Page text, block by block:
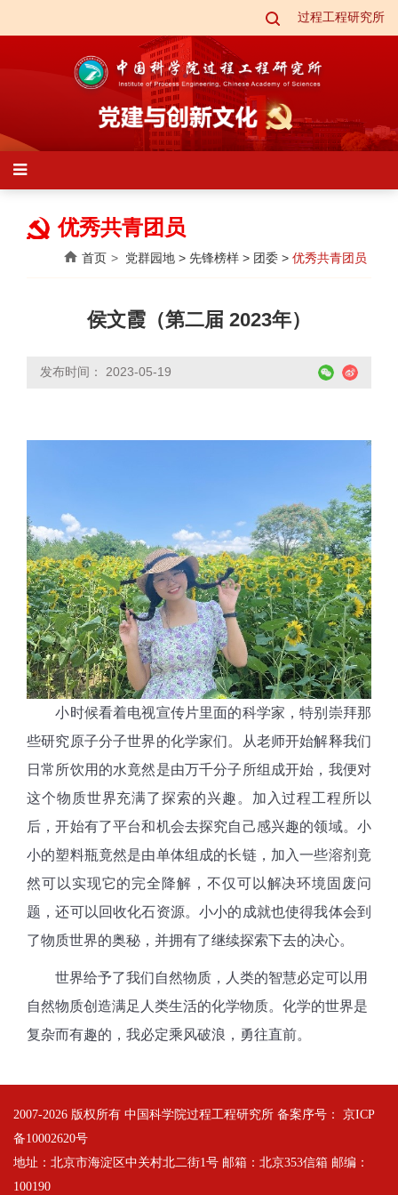
过程工程研究所
优秀共青团员
首页 党群园地 > 先锋榜样 > 团委 > 优秀共青团员
侯文霞（第二届 2023年）
发布时间： 2023-05-19
小时候看着电视宣传片里面的科学家，特别崇拜那
些研究原子分子世界的化学家们。从老师开始解释我们
日常所饮用的水竟然是由万千分子所组成开始，我便对
这个物质世界充满了探索的兴趣。加入过程工程所以
后，开始有了平台和机会去探究自己感兴趣的领域。小
小的塑料瓶竟然是由单体组成的长链，加入一些溶剂竟
然可以实现它的完全降解，不仅可以解决环境固废问
题，还可以回收化石资源。小小的成就也使得我体会到
了物质世界的奥秘，并拥有了继续探索下去的决心。
世界给予了我们自然物质，人类的智慧必定可以用
自然物质创造满足人类生活的化学物质。化学的世界是
复杂而有趣的，我必定乘风破浪，勇往直前。
2007-2026 版权所有 中国科学院过程工程研究所 备案序号： 京ICP
备10002620号
地址：北京市海淀区中关村北二街1号 邮箱：北京353信箱 邮编：
100190